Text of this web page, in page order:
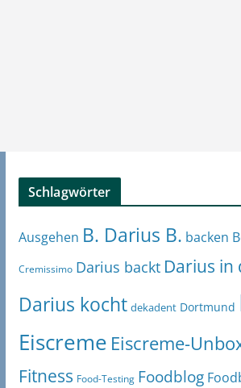
Schlagwörter
Ausgehen B. Darius B. backen
Cremissimo Darius backt Darius in
Darius kocht dekadent Dortmund
Eiscreme Eiscreme-
Fitness Food-Testing Foodblog